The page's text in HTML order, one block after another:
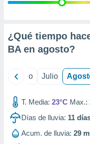
e
mediante
publicidad
de
¿Qué tiempo
BA en agosto?
Junio Julio
T. Media: 23°C Max.:
Días de lluvia: 11
Acum. de lluvia: 29